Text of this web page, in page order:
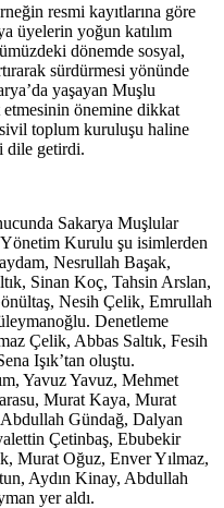
resmi kayıtlarına göre
üyelerin yoğun katılım
dönemde sosyal,
sürdürmesi yönünde
yaşayan Muşlu
önemine dikkat
toplum kuruluşu haline
dile getirdi.
Sakarya Muşlular
Yönetim Kurulu şu isimlerden
Nesrullah Başak,
Sinan Koç, Tahsin Arslan,
Nesih Çelik, Emrullah
Denetleme
Çelik, Abbas Saltık, Fesih
Işık’tan oluştu.
Yavuz Yavuz, Mehmet
Murat Kaya, Murat
Gündağ, Dalyan
Çetinbaş, Ebubekir
Murat Oğuz, Enver Yılmaz,
Aydın Kinay, Abdullah
yer aldı.